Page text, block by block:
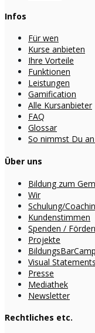
Infos
Für wen
Kurse anbieten
Ihre Vorteile
Funktionen
Leistungen
Gamification
Alle Kursanbieter
FAQ
Glossar
So nimmst Du
Über uns
Bildung zum
Wir
Schulung/
Kundenstimmen
Spenden /
Projekte
Visual Statements
Presse
Mediathek
Newsletter
Rechtliches etc.